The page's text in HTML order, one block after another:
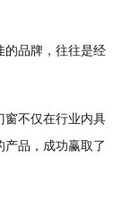
的品牌，往往是经
窗不仅在行业内具
品，成功赢取了